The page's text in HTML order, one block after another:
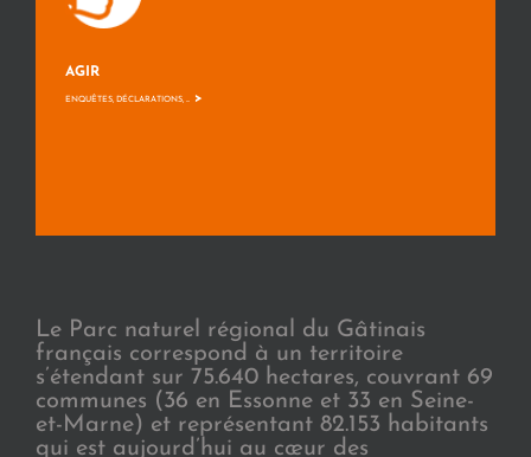
AGIR
ENQUÊTES, DÉCLARATIONS, ... >
Le Parc naturel régional du Gâtinais
français correspond à un territoire
s’étendant sur 75.640 hectares, couvrant 69
communes (36 en Essonne et 33 en Seine-
et-Marne) et représentant 82.153 habitants
qui est aujourd’hui au cœur des